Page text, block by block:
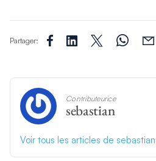
Partager:
Contributeurice
sebastian
Voir tous les articles de sebastian